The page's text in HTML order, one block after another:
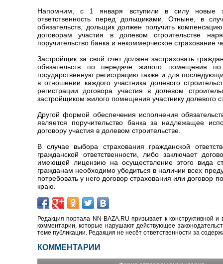
Напомним, с 1 января вступили в силу новые
ответственность перед дольщиками. Отныне, в
обязательств, дольщик должен получить
договорам участия в долевом строительстве
поручительство банка и некоммерческое
Застройщик за свой счет должен застраховать
обязательств по передаче жилого помещения
государственную регистрацию также и для
в отношении каждого участника долевого
регистрации договора участия в долевом
застройщиком жилого помещения участнику долевого
Другой формой обеспечения исполнения
является поручительство банка за надлежащее
договору участия в долевом строительстве.
В случае выбора страхования гражданской
гражданской ответственности, либо заключает
имеющей лицензию на осуществление этого вида
гражданам необходимо убедиться в наличии всех
потребовать у него договор страхования или договор
краю.
Редакция портала NN-BAZA.RU призывает к конструктивной
комментарии, которые нарушают действующее
теме публикации. Редакция не несёт ответственности за
КОММЕНТАРИИ